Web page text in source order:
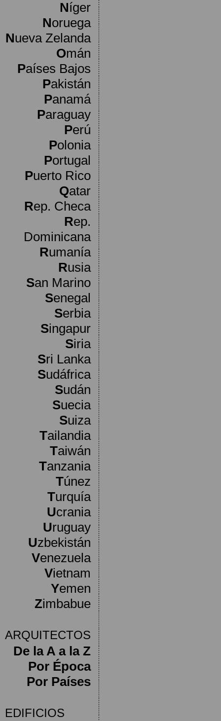
Níger
Noruega
Nueva Zelanda
Omán
Países Bajos
Pakistán
Panamá
Paraguay
Perú
Polonia
Portugal
Puerto Rico
Qatar
Rep. Checa
Rep.
Dominicana
Rumanía
Rusia
San Marino
Senegal
Serbia
Singapur
Siria
Sri Lanka
Sudáfrica
Sudán
Suecia
Suiza
Tailandia
Taiwán
Tanzania
Túnez
Turquía
Ucrania
Uruguay
Uzbekistán
Venezuela
Vietnam
Yemen
Zimbabue
ARQUITECTOS
De la A a la Z
Por Época
Por Países
EDIFICIOS